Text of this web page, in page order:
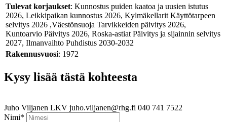
Tulevat korjaukset: Kunnostus puiden kaatoa ja uusien istutus
2026, Leikkipaikan kunnostus 2026, Kylmäkellarit Käyttötarpeen
selvitys 2026 ,Väestönsuoja Tarvikkeiden päivitys 2026,
Kuntoarvio Päivitys 2026, Roska-astiat Päivitys ja sijainnin selvitys
2027, Ilmanvaihto Puhdistus 2030-2032
Rakennusvuosi: 1972
Kysy lisää tästä kohteesta
Juho Viljanen LKV juho.viljanen@rhg.fi 040 741 7522
Nimi*